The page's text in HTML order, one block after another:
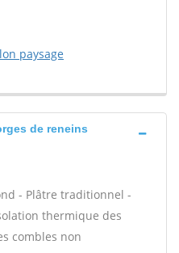
paysage
de reneins
- Plâtre traditionnel -
thermique des
combles non